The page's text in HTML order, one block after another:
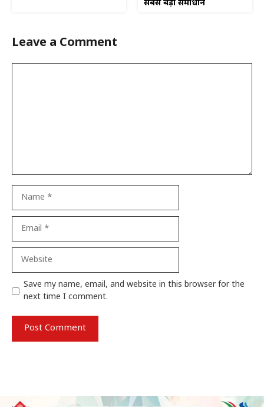
सबसे बड़ा समाधान
Leave a Comment
Website
Save my name, email, and website in this browser for the
next time I comment.